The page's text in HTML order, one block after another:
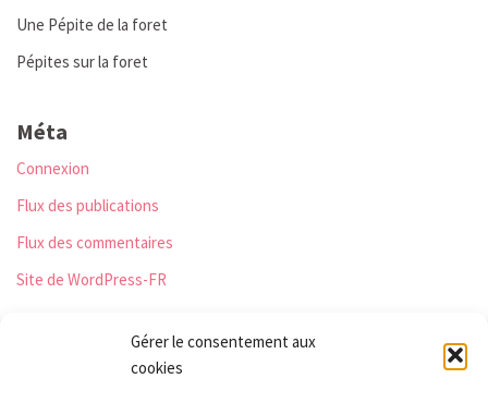
Gérer le consentement aux
cookies
Une Pépite de la foret
Pépites sur la foret
Méta
Connexion
Flux des publications
Flux des commentaires
Site de WordPress-FR